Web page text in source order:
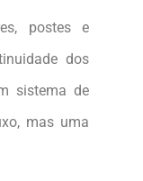
postes e
dos
sistema de
mas uma